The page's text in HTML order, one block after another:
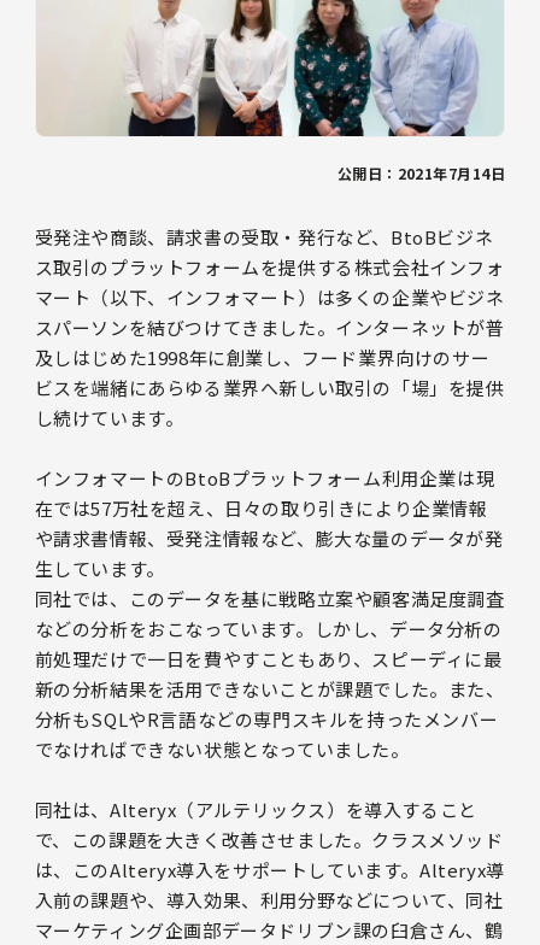
公開日：2021年7月14日
受発注や商談、請求書の受取・発行など、BtoBビジネ
ス取引のプラットフォームを提供する株式会社インフォ
マート（以下、インフォマート）は多くの企業やビジネ
スパーソンを結びつけてきました。インターネットが普
及しはじめた1998年に創業し、フード業界向けのサー
ビスを端緒にあらゆる業界へ新しい取引の「場」を提供
し続けています。
インフォマートのBtoBプラットフォーム利用企業は現
在では57万社を超え、日々の取り引きにより企業情報
や請求書情報、受発注情報など、膨大な量のデータが発
生しています。
同社では、このデータを基に戦略立案や顧客満足度調査
などの分析をおこなっています。しかし、データ分析の
前処理だけで一日を費やすこともあり、スピーディに最
新の分析結果を活用できないことが課題でした。また、
分析もSQLやR言語などの専門スキルを持ったメンバー
でなければできない状態となっていました。
同社は、Alteryx（アルテリックス）を導入すること
で、この課題を大きく改善させました。クラスメソッド
は、このAlteryx導入をサポートしています。Alteryx導
入前の課題や、導入効果、利用分野などについて、同社
マーケティング企画部データドリブン課の臼倉さん、鶴